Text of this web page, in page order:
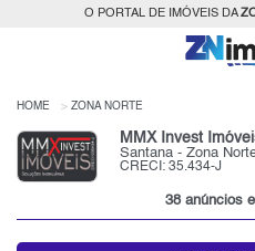
O PORTAL DE IMÓVEIS DA
HOME ZONA NORTE
MMX Invest
Santana - Zona
CRECI: 35.434-J
38 anúncios